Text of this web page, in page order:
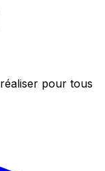
pour tous